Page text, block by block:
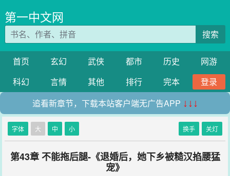
第一中文网
搜索
首页 玄幻 武侠 都市 历史
网游
科幻
言情 其他 排行 完本
登录
追看新章节，下载本站客户端无广告APP ↓↓↓
字体 大 中 小 换手 关灯
第43章 不能拖后腿-《退婚后，她下乡被糙汉掐腰猛
宠》